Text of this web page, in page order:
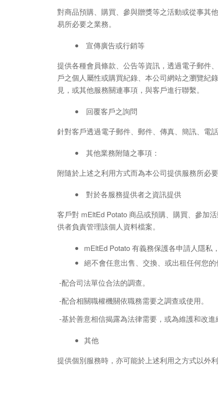
對商品預購、購買、參與贈獎等之活動或從事其
易所必要之業務。
宣傳廣告或行銷等
提供各種會員條款、公告等資訊，透過電子郵件
戶之個人屬性或購買紀錄、本公司網站之瀏覽紀
見，或其他服務關連事項，與客戶進行聯繫。
回覆客戶之詢問
針對客戶透過電子郵件、郵件、傳真、簡訊、電
其他業務附隨之事項：
附隨於上述之利用方式而為本公司提供服務所必
對於各服務提供者之資訊提供
客戶對 mEltEd Potato 商品或預購、購買、參加
供者負責管理該個人資料檔案。
mEltEd Potato 有義務保護各申請人隱私
絕不會任意出售、交換、或出租任何您
-配合司法單位合法的調查。
-配合相關職權機關依職務需要之調查或使用。
-基於善意相信揭露為法律需要，或為維護和改
其他
提供個別服務時，亦可能於上述利用之方式以外